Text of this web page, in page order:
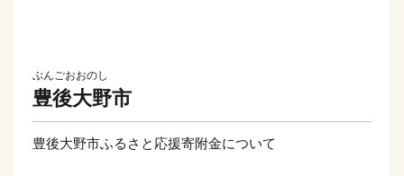
ぶんごおおのし
豊後大野市
豊後大野市ふるさと応援寄附金について